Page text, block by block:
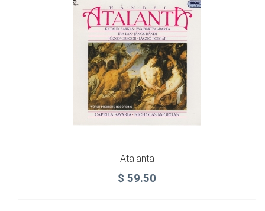
Atalanta
$ 59.50